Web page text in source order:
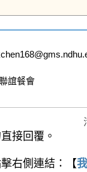
誼餐會
接回覆。
右側連結：【